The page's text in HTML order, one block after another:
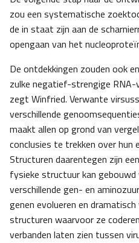
zou een systematische
de in staat zijn aan de
opengaan van het
De ontdekkingen zouden ook
zulke negatief-strengige RNA-
zegt Winfried. Verwante
verschillende
maakt allen op grond van
conclusies te trekken over hun
Structuren daarentegen zijn
fysieke structuur kan gebouwd
verschillende gen- en
genen evolueren en dramatisch
structuren waarvoor ze
verbanden laten zien tussen